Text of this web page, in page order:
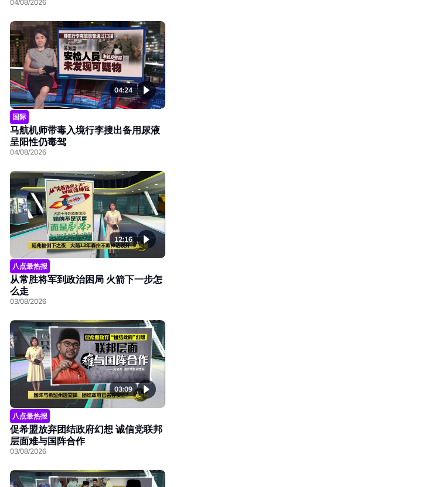
04/08/2026
04:24
国际
马航机师带毒入境行李搜出备用尿液
呈阳性仍毒驾
04/08/2026
12:16
八点最热报
从常胜将军到政治困局 火箭下一步怎
么走
03/08/2026
03:09
八点最热报
促希盟放弃团结政府幻想 诚信党联邦
层面难与国阵合作
03/08/2026